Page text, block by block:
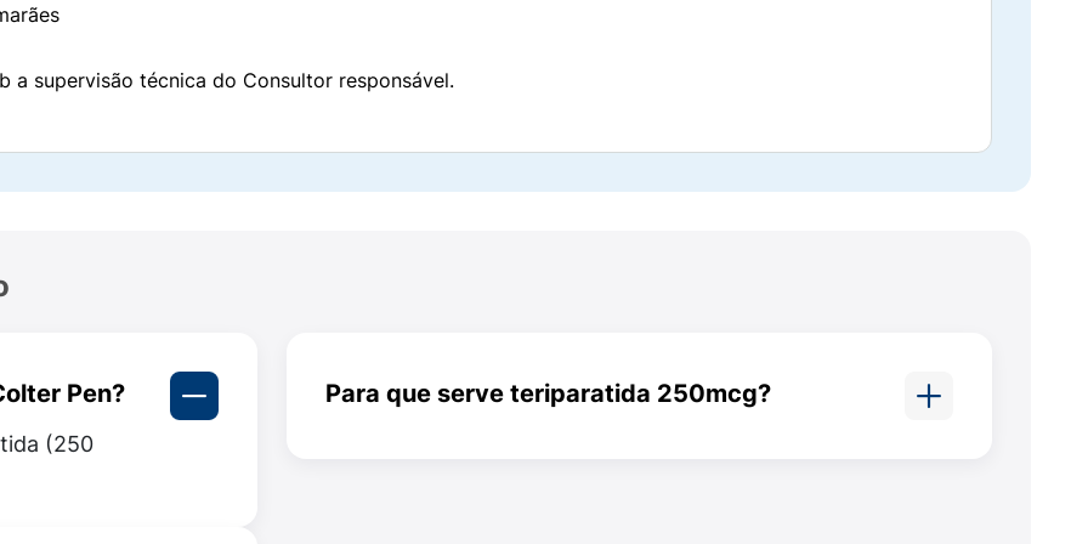
mcg/ml
certificar que você não possui algum tipo de alergia ao medicamento.
em vez de apenas reduzir a perda óssea, como muitos tratamentos convencionais, ele
ossos se tornem mais fortes e menos propensos a fraturas.
a supervisão técnica do Consultor responsável.
Pen?
(250
Para que serve teriparatida 250mcg?